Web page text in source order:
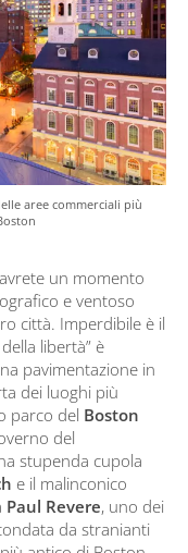
aree commerciali più
un momento
e ventoso
città. Imperdibile è il
libertà” è
pavimentazione in
dei luoghi più
parco del Boston
del
stupenda cupola
e il malinconico
Paul Revere, uno dei
da stranianti